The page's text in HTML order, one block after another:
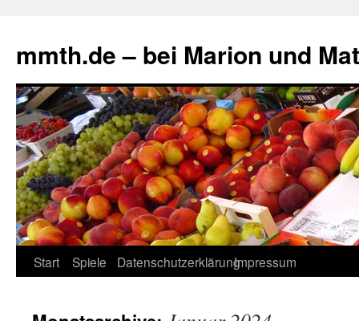
mmth.de – bei Marion und
Start Spiele DatenschutzerklärungImpressum